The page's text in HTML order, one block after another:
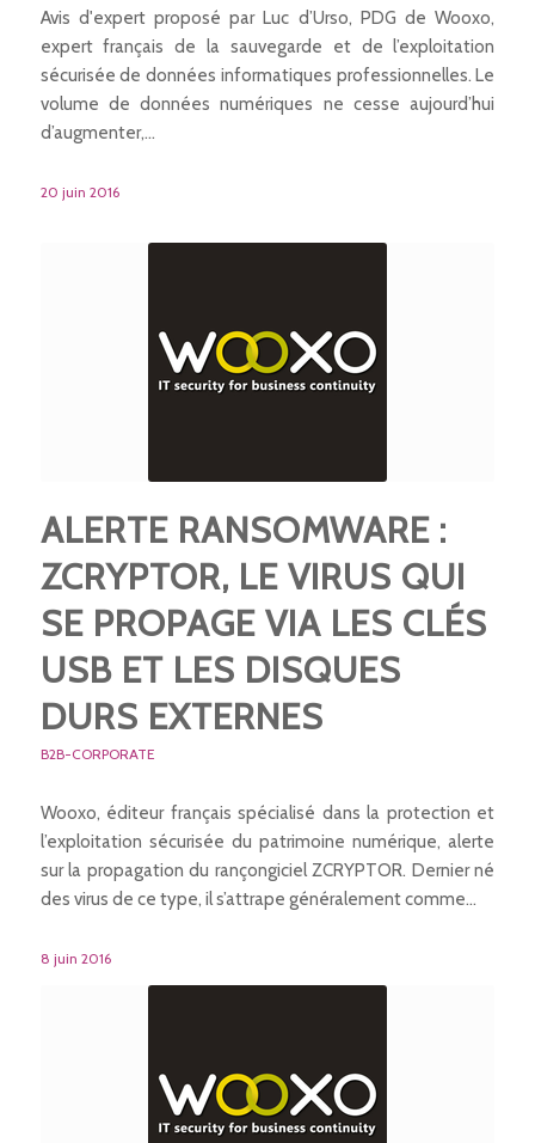
Avis d'expert proposé par Luc d’Urso, PDG de Wooxo,
expert français de la sauvegarde et de l’exploitation
sécurisée de données informatiques professionnelles. Le
volume de données numériques ne cesse aujourd’hui
d’augmenter,…
20 juin 2016
ALERTE RANSOMWARE :
ZCRYPTOR, LE VIRUS QUI
SE PROPAGE VIA LES CLÉS
USB ET LES DISQUES
DURS EXTERNES
B2B-CORPORATE
Wooxo, éditeur français spécialisé dans la protection et
l’exploitation sécurisée du patrimoine numérique, alerte
sur la propagation du rançongiciel ZCRYPTOR. Dernier né
des virus de ce type, il s’attrape généralement comme…
8 juin 2016